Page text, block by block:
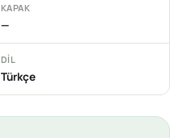
KAPAK
—
DIL
Türkçe